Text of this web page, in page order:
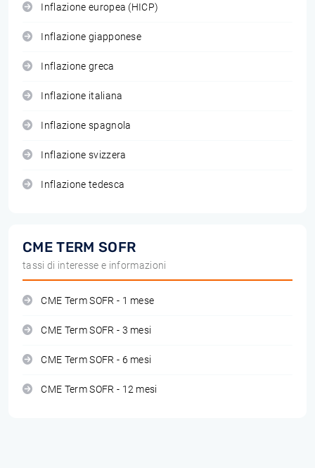
Inflazione europea (HICP)
Inflazione giapponese
Inflazione greca
Inflazione italiana
Inflazione spagnola
Inflazione svizzera
Inflazione tedesca
CME TERM SOFR
tassi di interesse e informazioni
CME Term SOFR - 1 mese
CME Term SOFR - 3 mesi
CME Term SOFR - 6 mesi
CME Term SOFR - 12 mesi